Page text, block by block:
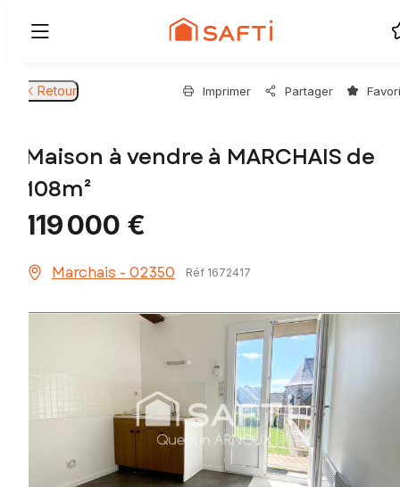
Retour Imprimer Partager
Maison à vendre à MARCHAIS de
108m²
119 000 €
Marchais - 02350 Réf 1672417